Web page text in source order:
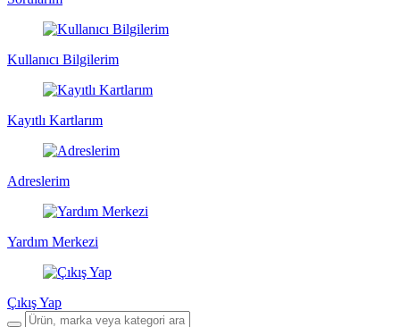
Kullanıcı Bilgilerim
Kayıtlı Kartlarım
Adreslerim
Yardım Merkezi
Çıkış Yap